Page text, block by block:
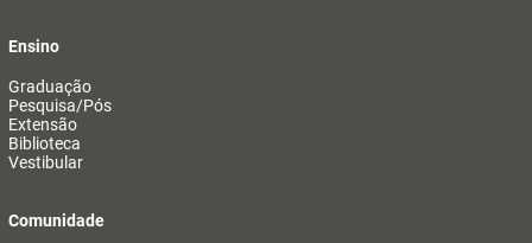
Ensino
Graduação
Pesquisa/Pós
Extensão
Biblioteca
Vestibular
Comunidade